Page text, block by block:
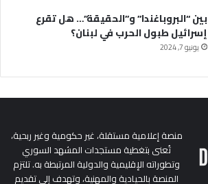
بين “البروباغندا” و”الحقيقة”… هل تقرع
إسرائيل طبول الحرب في لبنان؟
يونيو 7, 2024
منصة إعلامية مستقلة، غير حكومية وغير ربحية،
تُعنى بتغطية مستجدات المشهد السوري
وتطوراته الإقليمية والدولية المرتبطة به. تلتزم
المنصة بالحيادية والمهنية، وتهدف إلى تقديم